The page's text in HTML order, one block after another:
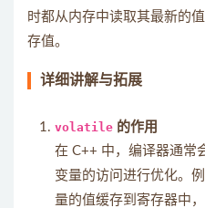
时都从内存中读取其最新的
存值。
详细讲解与拓展
volatile 的作用
在 C++ 中，编译器通常
变量的访问进行优化。
量的值缓存到寄存器中